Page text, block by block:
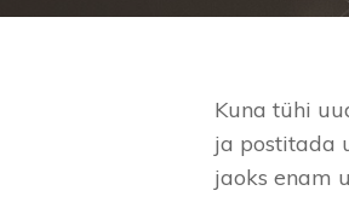
Kuna tühi
ja postitada
jaoks enam